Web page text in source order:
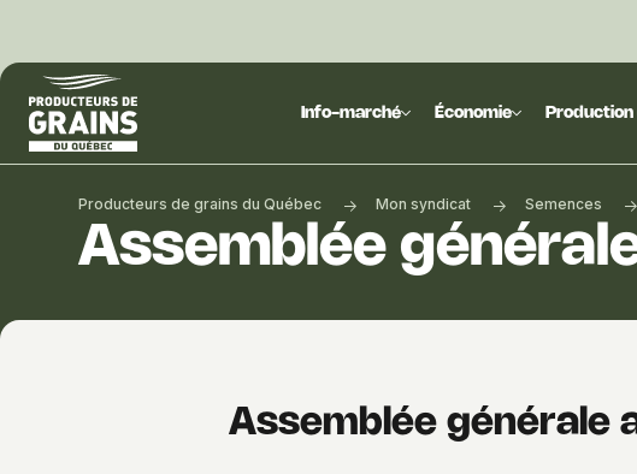
Producteurs
de
grains
Québec
Info-marché Économie
Producteurs de grains du Québec Mon syndicat Semences
Assemblée
Assemblée générale